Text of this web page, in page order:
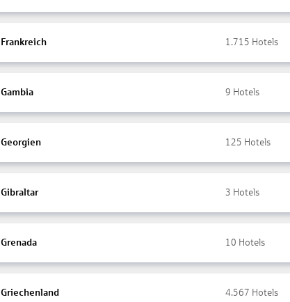
Frankreich 1.715 Hotels
Gambia 9 Hotels
Georgien 125 Hotels
Gibraltar 3 Hotels
Grenada 10 Hotels
Griechenland 4.567 Hotels